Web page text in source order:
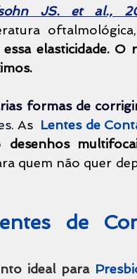
JS. et al.,
oftalmológica,
elasticidade.
formas de
As Lentes de
desenhos
quem não quer
de
ideal para